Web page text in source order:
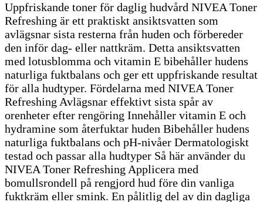
Uppfriskande toner för daglig hudvård NIVEA Toner
Refreshing är ett praktiskt ansiktsvatten som
avlägsnar sista resterna från huden och förbereder
den inför dag- eller nattkräm. Detta ansiktsvatten
med lotusblomma och vitamin E bibehåller hudens
naturliga fuktbalans och ger ett uppfriskande resultat
för alla hudtyper. Fördelarna med NIVEA Toner
Refreshing Avlägsnar effektivt sista spår av
orenheter efter rengöring Innehåller vitamin E och
hydramine som återfuktar huden Bibehåller hudens
naturliga fuktbalans och pH-nivåer Dermatologiskt
testad och passar alla hudtyper Så här använder du
NIVEA Toner Refreshing Applicera med
bomullsrondell på rengjord hud före din vanliga
fuktkräm eller smink. En pålitlig del av din dagliga